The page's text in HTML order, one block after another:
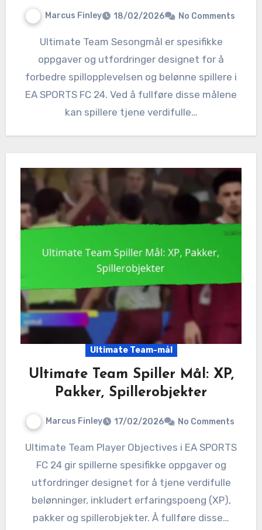
Marcus Finley 18/02/2026 No Comments
Ultimate Team Sesongmål er spesifikke
oppgaver og utfordringer designet for å
forbedre spillopplevelsen og belønne spillere i
EA SPORTS FC 24. Ved å fullføre disse målene
kan spillere tjene verdifulle…
Ultimate Team-mål
Ultimate Team Spiller Mål: XP,
Pakker, Spillerobjekter
Marcus Finley 17/02/2026 No Comments
Ultimate Team Player Objectives i EA SPORTS
FC 24 gir spillerne spesifikke oppgaver og
utfordringer designet for å tjene verdifulle
belønninger, inkludert erfaringspoeng (XP),
pakker og spillerobjekter. Å fullføre disse…